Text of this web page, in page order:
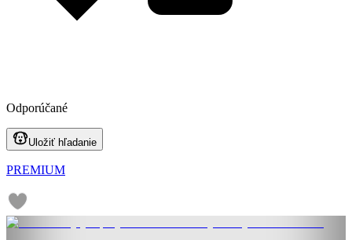
Odporúčané
Uložiť hľadanie
PREMIUM